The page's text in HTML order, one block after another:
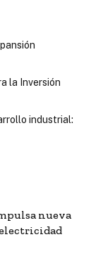
la Inversión
industrial:
nueva